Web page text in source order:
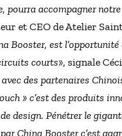
pourra accompagner
et CEO de Atelier
Booster, est
courts», signale
des partenaires
» c’est des produits
design. Pénétrer le
China Booster c’est